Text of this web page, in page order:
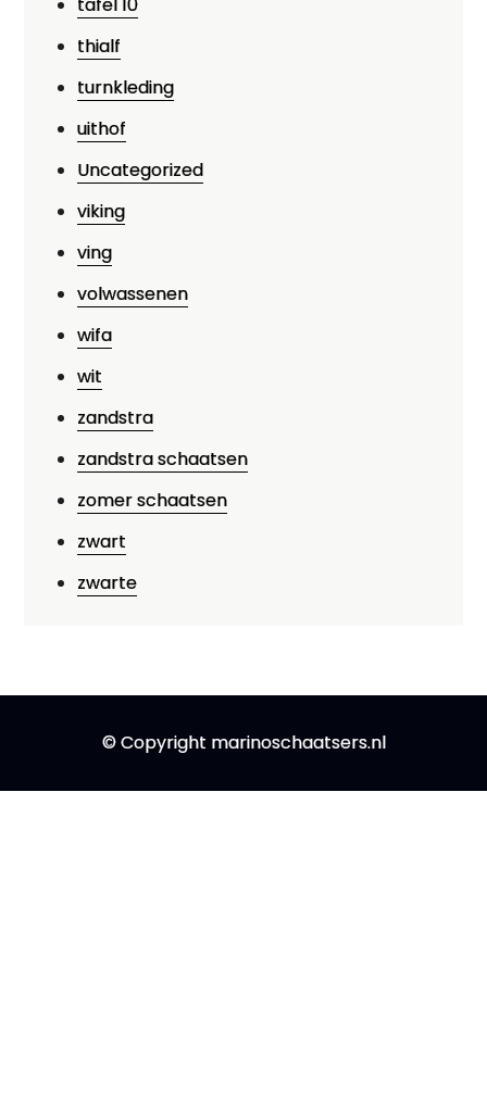
thialf
turnkleding
uithof
Uncategorized
viking
ving
volwassenen
wifa
wit
zandstra
zandstra schaatsen
zomer schaatsen
zwart
zwarte
© Copyright marinoschaatsers.nl